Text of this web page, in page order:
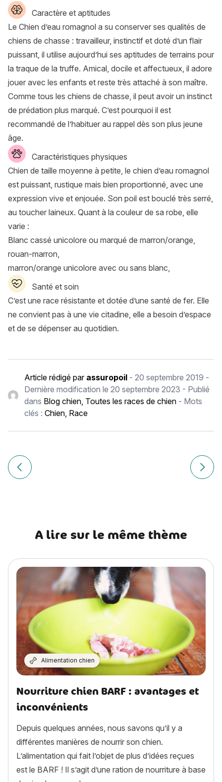
Caractère et aptitudes
Le Chien d’eau romagnol a su conserver ses qualités de
chiens de chasse : travailleur, instinctif et doté d’un flair
puissant, il utilise aujourd’hui ses aptitudes de terrains pour
la traque de la truffe. Amical, docile et affectueux, il adore
jouer avec les enfants et reste très attaché à son maître.
Comme tous les chiens de chasse, il peut avoir un instinct
de prédation plus marqué. C’est pourquoi il est
recommandé de l’habituer au rappel dès son plus jeune
âge.
Caractéristiques physiques
Chien de taille moyenne à petite, le chien d’eau romagnol
est puissant, rustique mais bien proportionné, avec une
expression vive et enjouée. Son poil est bouclé très serré,
au toucher laineux. Quant à la couleur de sa robe, elle
varie :
Blanc cassé unicolore ou marqué de marron/orange,
rouan-marron,
marron/orange unicolore avec ou sans blanc,
Santé et soin
C’est une race résistante et dotée d’une santé de fer. Elle
ne convient pas à une vie citadine, elle a besoin d’espace
et de se dépenser au quotidien.
Article rédigé par assuropoil -20 septembre 2019 -
Dernière modification le20 septembre 2023 - Publié
dans Blog chien, Toutes les races de chien - Mots
clés :Chien, Race
Navigation
de
Article précédent Chien Corse (U Corsinu) Article
A lire sur le même thème
Alimentation chien
Nourriture chien BARF : avantages et
inconvénients
Depuis quelques années, nous savons qu’il y a
différentes manières de nourrir son chien.
L’alimentation qui fait l’objet de plus d’idées reçues
est le BARF ! Il s’agit d’une ration de nourriture à base